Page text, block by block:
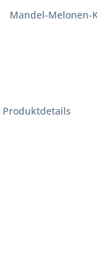
Mandel-Melonen-
Produktdetails